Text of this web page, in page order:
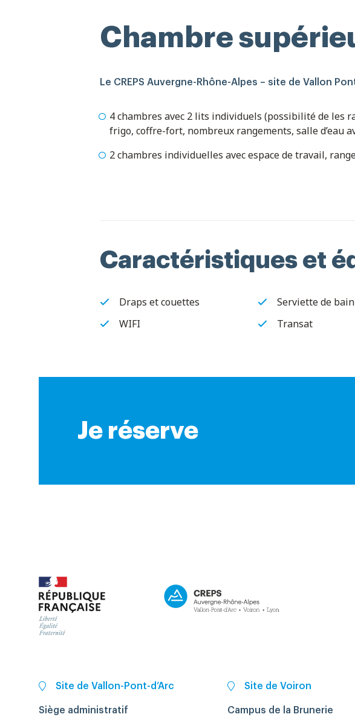
Chambre
Le CREPS Auvergne-Rhône-Alpes – site de Vallon
4 chambres avec 2 lits individuels (possibilité de les
frigo, coffre-fort, nombreux rangements, salle d’eau
2 chambres individuelles avec espace de travail,
Caractéristiques et
Draps et couettes
WIFI
Serviette de bain
Transat
Je réserve
Site de Vallon-Pont-d’Arc
Siège administratif
Site de Voiron
Campus de la Brunerie